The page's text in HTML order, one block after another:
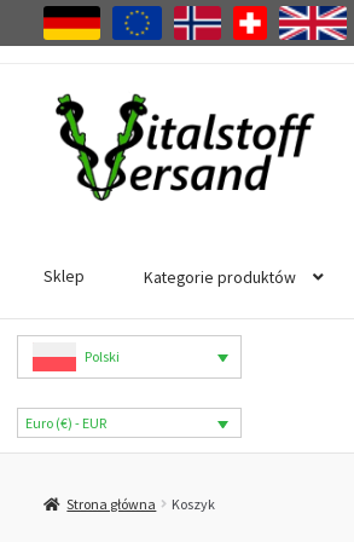
Przejdź
do
nawigacji
Przejdź
do
treści
Sklep Kategorie produktów
Polski
Euro (€) - EUR
Strona główna Koszyk